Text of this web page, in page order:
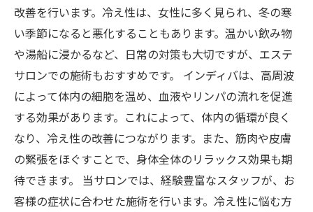
改善を行います。冷え性は、女性に多く見られ、冬の寒
い季節になると悪化することもあります。温かい飲み物
や湯船に浸かるなど、日常の対策も大切ですが、エステ
サロンでの施術もおすすめです。 インディバは、高周波
によって体内の細胞を温め、血液やリンパの流れを促進
する効果があります。これによって、体内の循環が良く
なり、冷え性の改善につながります。また、筋肉や皮膚
の緊張をほぐすことで、身体全体のリラックス効果も期
待できます。 当サロンでは、経験豊富なスタッフが、お
客様の症状に合わせた施術を行います。冷え性に悩む方